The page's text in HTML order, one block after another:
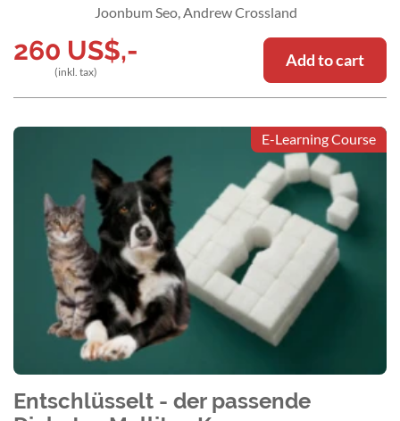
Joonbum Seo, Andrew Crossland
260 US$,-
(inkl. tax)
Add to cart
E-Learning Course
Entschlüsselt - der passende